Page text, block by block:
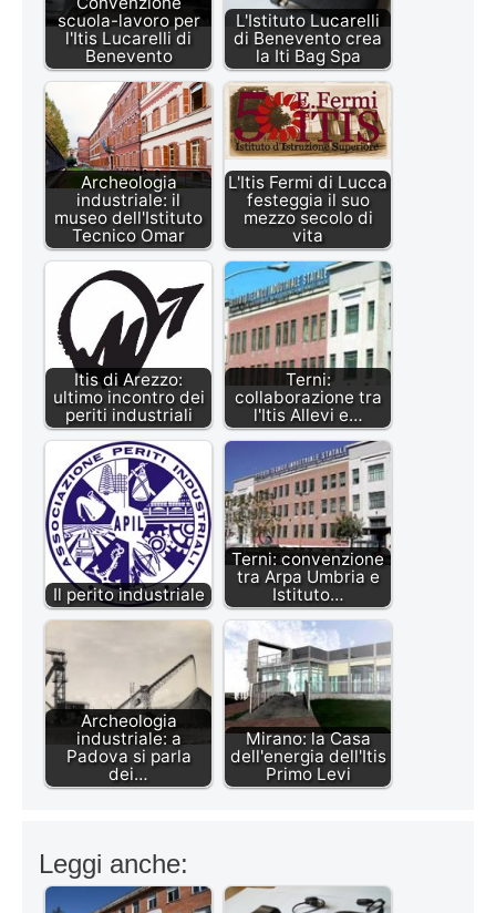
scuola-lavoro per
l'Itis Lucarelli di
Benevento
L'Istituto Lucarelli
di Benevento crea
la Iti Bag Spa
Archeologia
industriale: il
museo dell'Istituto
Tecnico Omar
L'Itis Fermi di Lucca
festeggia il suo
mezzo secolo di
vita
Itis di Arezzo:
ultimo incontro dei
periti industriali
Terni:
collaborazione tra
l'Itis Allevi e…
Il perito industriale
Terni: convenzione
tra Arpa Umbria e
Istituto…
Archeologia
industriale: a
Padova si parla
dei…
Mirano: la Casa
dell'energia dell'Itis
Primo Levi
Leggi anche: